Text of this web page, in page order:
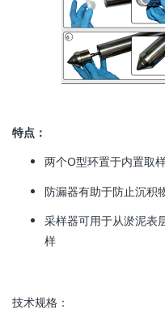
特点：
两个O型环置于内置取
防漏器有助于防止沉积
采样器可用于从淤泥表
样
技术规格：